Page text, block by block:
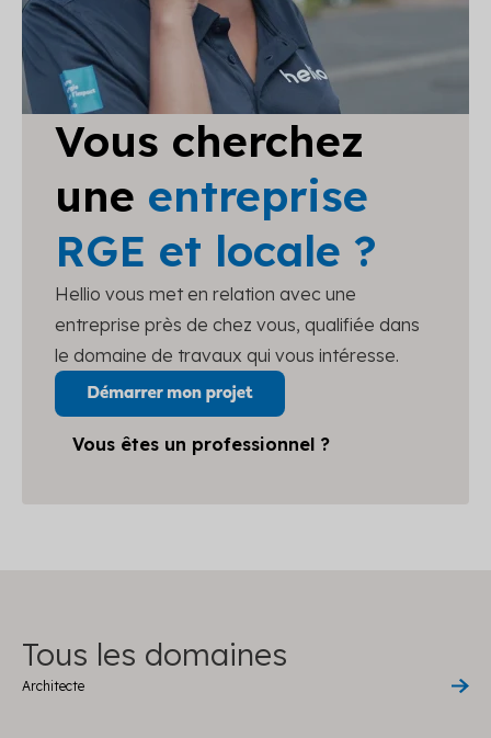
Vous cherchez
une entreprise
RGE et locale ?
Hellio vous met en relation avec une
entreprise près de chez vous, qualifiée dans
le domaine de travaux qui vous intéresse.
Vous êtes un professionnel ?
Tous les domaines
Architecte